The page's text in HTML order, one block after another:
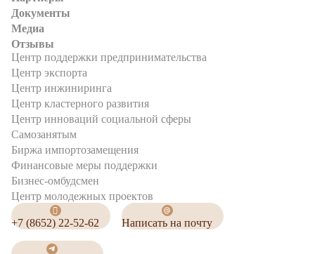
Документы
Медиа
Отзывы
Центр поддержки предпринимательства
Центр экспорта
Центр инжиниринга
Центр кластерного развития
Центр инноваций социальной сферы
Cамозанятым
Биржа импортозамещения
Финансовые меры поддержки
Бизнес-омбудсмен
Центр молодежных проектов
+7 (8652) 22-52-62 Написать на почту